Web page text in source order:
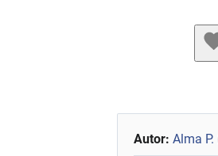
Autor:Alma P.